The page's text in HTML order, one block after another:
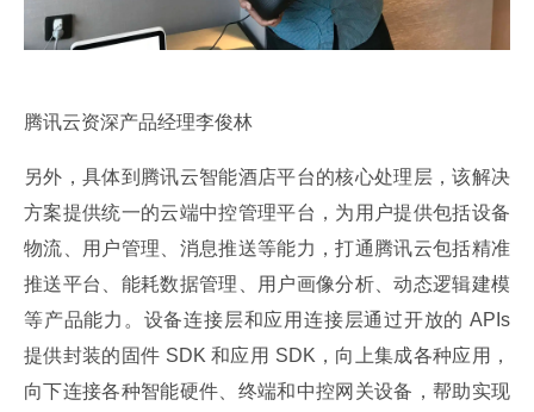
腾讯云资深产品经理李俊林
另外，具体到腾讯云智能酒店平台的核心处理层，该解决
方案提供统一的云端中控管理平台，为用户提供包括设备
物流、用户管理、消息推送等能力，打通腾讯云包括精准
推送平台、能耗数据管理、用户画像分析、动态逻辑建模
等产品能力。设备连接层和应用连接层通过开放的 APIs
提供封装的固件 SDK 和应用 SDK，向上集成各种应用，
向下连接各种智能硬件、终端和中控网关设备，帮助实现